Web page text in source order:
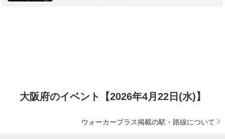
大阪府のイベント【2026年4月22日(水)】
ウォーカープラス掲載の駅・路線について